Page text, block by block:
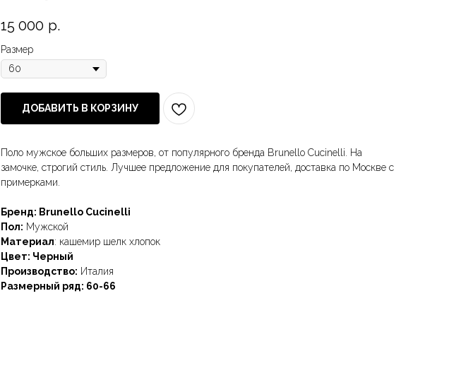
15 000 р.
Размер
ДОБАВИТЬ В КОРЗИНУ
Поло мужское больших размеров, от популярного бренда Brunello Cucinelli. На
замочке, строгий стиль. Лучшее предложение для покупателей, доставка по Москве с
примерками.
Бренд: Brunello Cucinelli
Пол: Мужской
Материал: кашемир шелк хлопок
Цвет: Черный
Производство: Италия
Размерный ряд: 60-66